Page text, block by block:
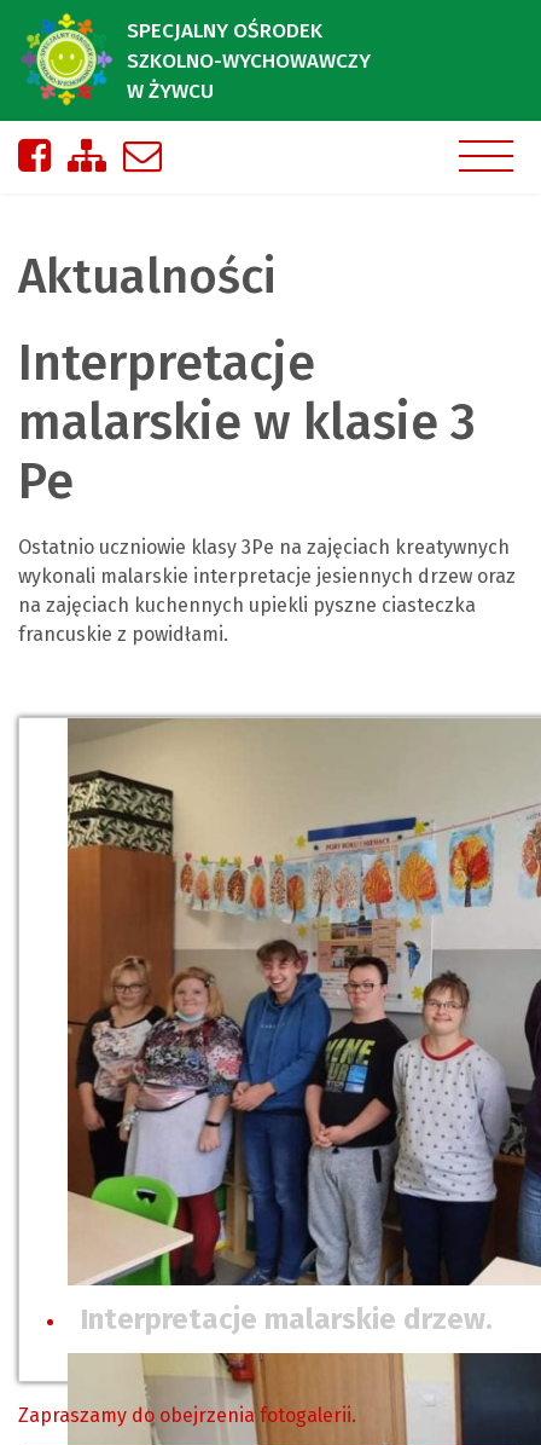
SPECJALNY OŚRODEK
SZKOLNO-WYCHOWAWCZY
W ŻYWCU
Nasza strona na Facebooku
Zobacz mapę strony
Aktualności
Interpretacje
malarskie w klasie 3
Pe
Ostatnio uczniowie klasy 3Pe na zajęciach kreatywnych
wykonali malarskie interpretacje jesiennych drzew oraz
na zajęciach kuchennych upiekli pyszne ciasteczka
francuskie z powidłami.
Interpretacje malarskie drzew.
Zapraszamy do obejrzenia fotogalerii.